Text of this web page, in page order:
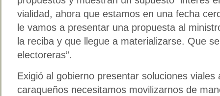
vialidad, ahora que estamos en una fecha
le vamos a presentar una propuesta al
la reciba y que llegue a materializarse. Que
electoreras”.
Exigió al gobierno presentar soluciones viales
caraqueños necesitamos movilizarnos de